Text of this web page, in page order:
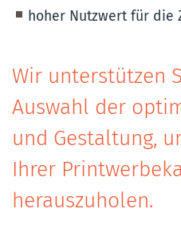
hoher Nutzwert für die
Wir unterstützen
Auswahl der
und Gestaltung,
Ihrer
herauszuholen.